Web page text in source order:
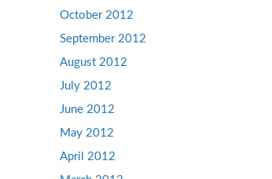
October 2012
September 2012
August 2012
July 2012
June 2012
May 2012
April 2012